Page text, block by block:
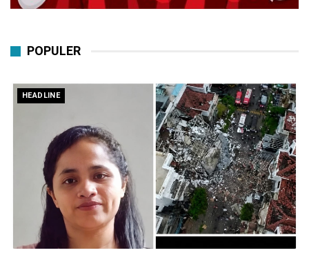
POPULER
HEADLINE